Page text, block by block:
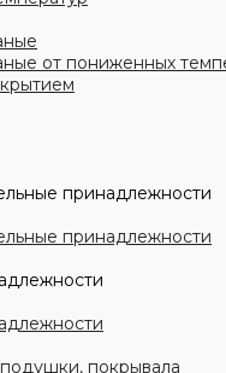
от пониженных
принадлежности
принадлежности
покрывала